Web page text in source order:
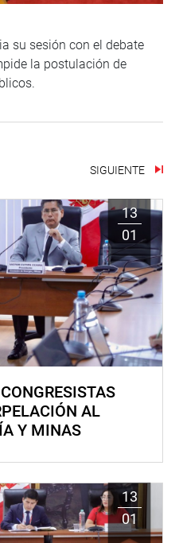
su sesión con el debate
la postulación de
SIGUIENTE
13
01
AL
Y MINAS
13
01